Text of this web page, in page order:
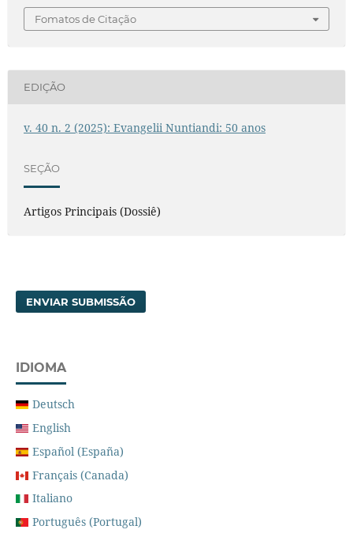
Fomatos de Citação
EDIÇÃO
v. 40 n. 2 (2025): Evangelii Nuntiandi: 50 anos
SEÇÃO
Artigos Principais (Dossiê)
ENVIAR SUBMISSÃO
IDIOMA
Deutsch
English
Español (España)
Français (Canada)
Italiano
Português (Portugal)